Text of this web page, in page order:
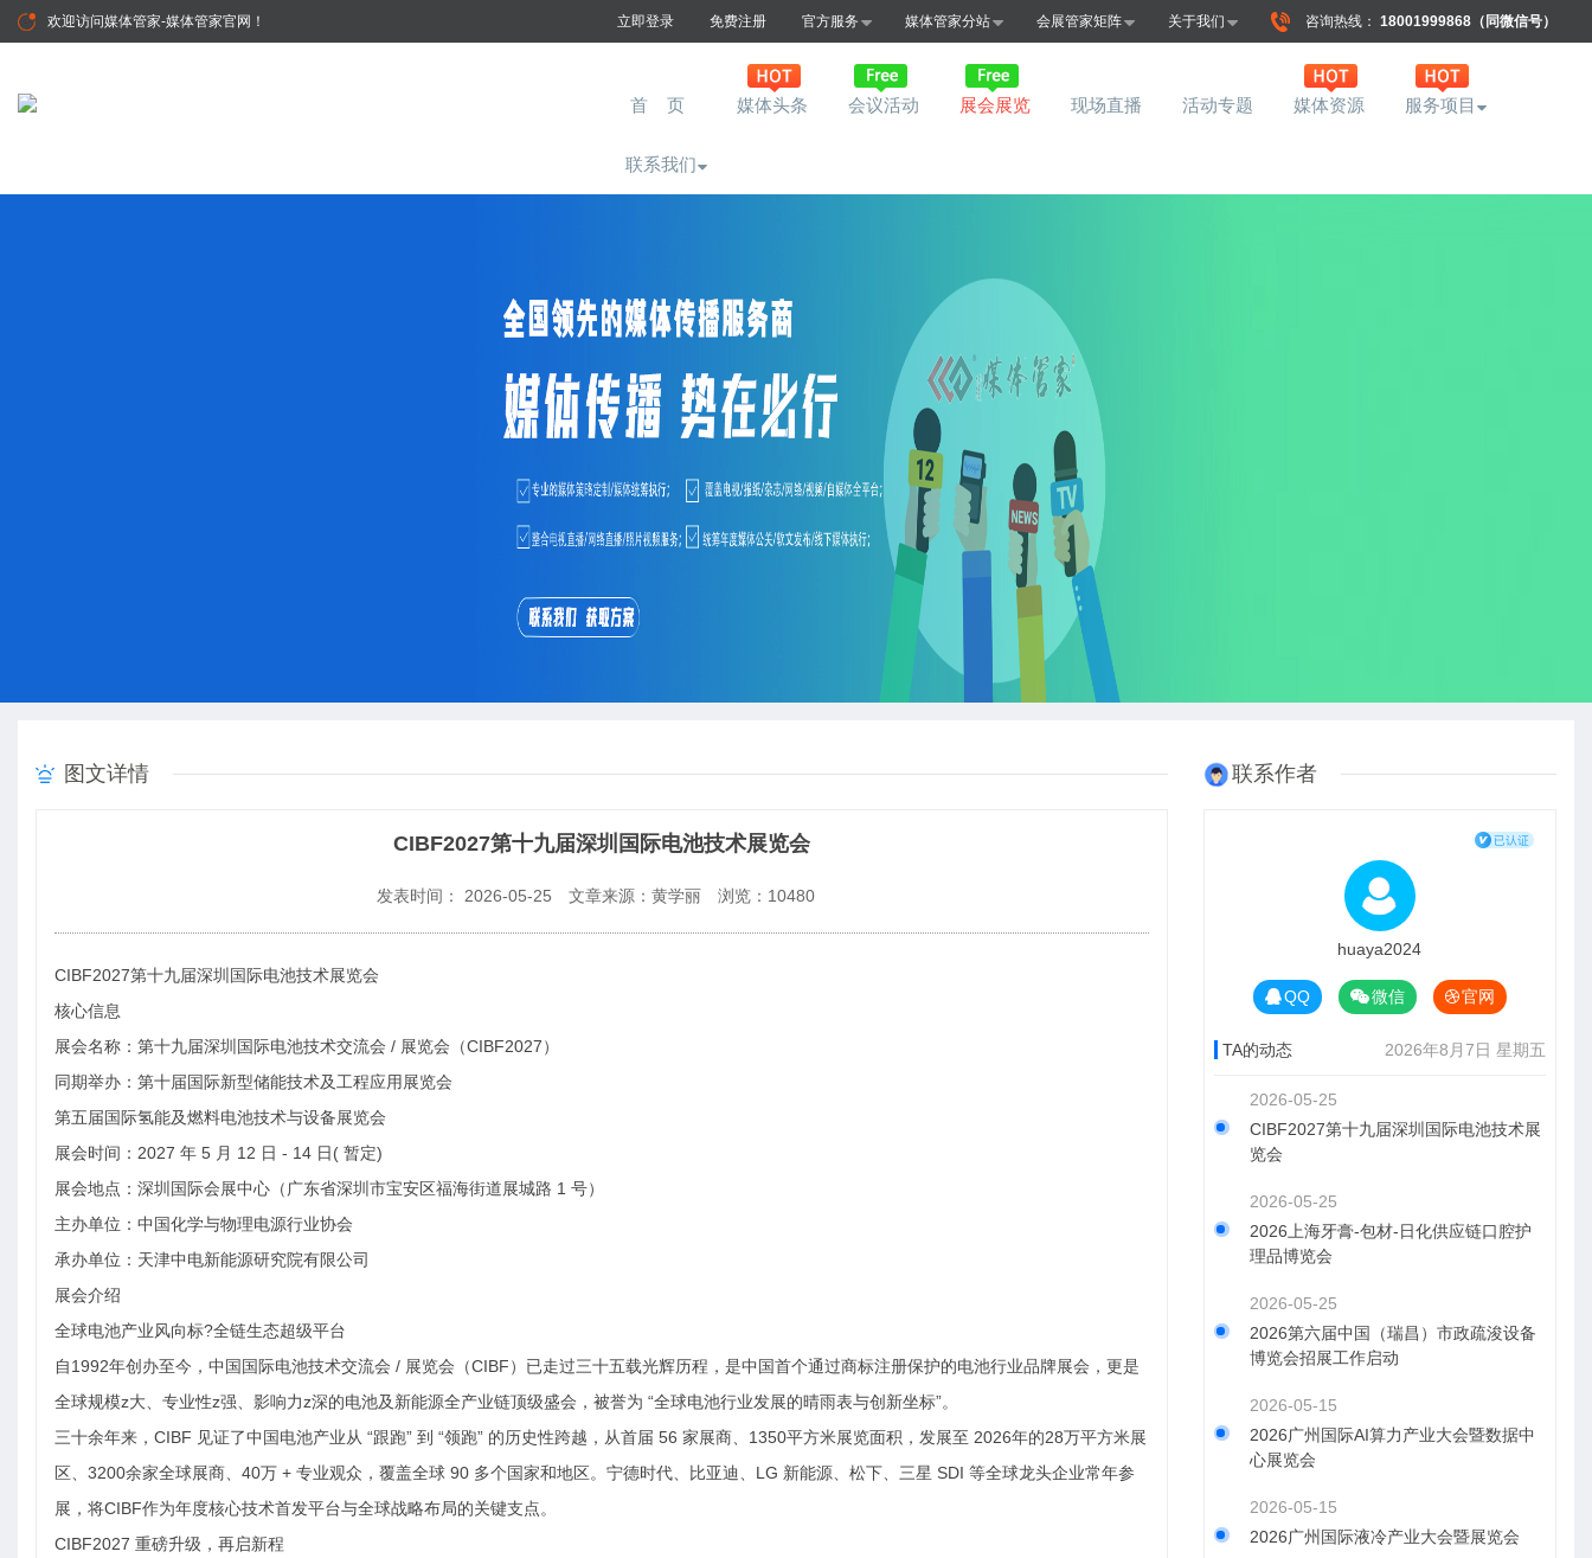
欢迎访问媒体管家-媒体管家官网 ！ 立即登录 免费注册 官方服务 媒体管家分站 会展管家矩阵 关于我们 咨询热线： 18001999868（同微信号）
首 页 媒体头条 会议活动 展会展览 现场直播 活动专题 媒体资源 服务项目
联系我们
图文详情
CIBF2027第十九届深圳国际电池技术展览会
发表时间： 2026-05-25 文章来源：黄学丽 浏览： 10480
CIBF2027第十九届深圳国际电池技术展览会
核心信息
展会名称：第十九届深圳国际电池技术交流会 / 展览会（CIBF2027）
同期举办：第十届国际新型储能技术及工程应用展览会
第五届国际氢能及燃料电池技术与设备展览会
展会时间：2027 年 5 月 12 日 - 14 日( 暂定)
展会地点：深圳国际会展中心（广东省深圳市宝安区福海街道展城路 1 号）
主办单位：中国化学与物理电源行业协会
承办单位：天津中电新能源研究院有限公司
展会介绍
全球电池产业风向标?全链生态超级平台
自1992年创办至今，中国国际电池技术交流会 / 展览会（CIBF）已走过三十五载光辉历程，是中国首个通过商标注册保护的电池行业品牌展会，更是
全球规模z大、专业性z强、影响力z深的电池及新能源全产业链顶级盛会，被誉为 “全球电池行业发展的晴雨表与创新坐标”。
三十余年来，CIBF 见证了中国电池产业从 “跟跑” 到 “领跑” 的历史性跨越，从首届 56 家展商、1350平方米展览面积，发展至 2026年的28万平方米展
区、3200余家全球展商、40万 + 专业观众，覆盖全球 90 多个国家和地区。宁德时代、比亚迪、LG 新能源、松下、三星 SDI 等全球龙头企业常年参
展，将CIBF作为年度核心技术首发平台与全球战略布局的关键支点。
CIBF2027 重磅升级，再启新程
联系作者
huaya2024
QQ 微信 官网
TA的动态 2026年8月7日 星期五
2026-05-25
CIBF2027第十九届深圳国际电池技术展
览会
2026-05-25
2026上海牙膏-包材-日化供应链口腔护
理品博览会
2026-05-25
2026第六届中国（瑞昌）市政疏浚设备
博览会招展工作启动
2026-05-15
2026广州国际AI算力产业大会暨数据中
心展览会
2026-05-15
2026广州国际液冷产业大会暨展览会